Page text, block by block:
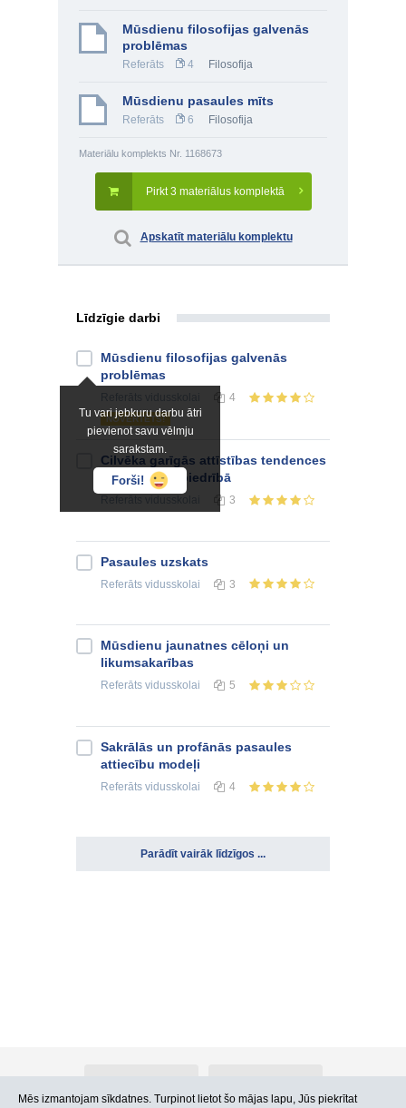
Mūsdienu filosofijas galvenās
problēmas
Referāts 4 Filosofija
Mūsdienu pasaules mīts
Referāts 6 Filosofija
Materiālu komplekts Nr. 1168673
Pirkt 3 materiālus komplektā
Apskatīt materiālu komplektu
Līdzīgie darbi
Tu vari jebkuru darbu ātri
pievienot savu vēlmju
sarakstam.
Forši!
Mūsdienu filosofijas galvenās
problēmas
4
NOVĒRTĒTS!
Cilvēka garīgās attīstības tendences
mūsdienu sabiedrībā
3
Pasaules uzskats
Referāts vidusskolai 3
Mūsdienu jaunatnes cēloņi un
likumsakarības
Referāts vidusskolai 5
Sakrālās un profānās pasaules
attiecību modeļi
Referāts vidusskolai 4
Parādīt vairāk līdzīgos ...
Mēs izmantojam sīkdatnes. Turpinot lietot šo mājas lapu, Jūs piekrītat